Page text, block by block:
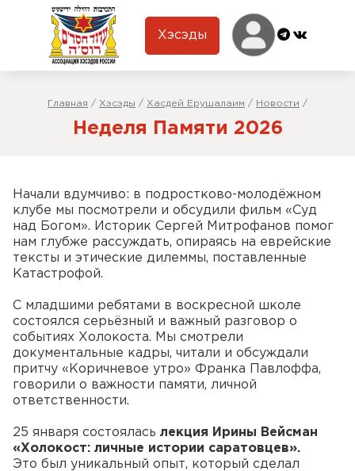
Хэсэды
Главная / Хэсэды / Хасдей Ерушалаим / Новости /
Неделя Памяти 2026
Начали вдумчиво: в подростково-молодёжном
клубе мы посмотрели и обсудили фильм «Суд
над Богом». Историк Сергей Митрофанов помог
нам глубже рассуждать, опираясь на еврейские
тексты и этические дилеммы, поставленные
Катастрофой.
С младшими ребятами в воскресной школе
состоялся серьёзный и важный разговор о
событиях Холокоста. Мы смотрели
документальные кадры, читали и обсуждали
притчу «Коричневое утро» Франка Павлоффа,
говорили о важности памяти, личной
ответственности.
25 января состоялась лекция Ирины Вейсман
«Холокост: личные истории саратовцев».
Это был уникальный опыт, который сделал